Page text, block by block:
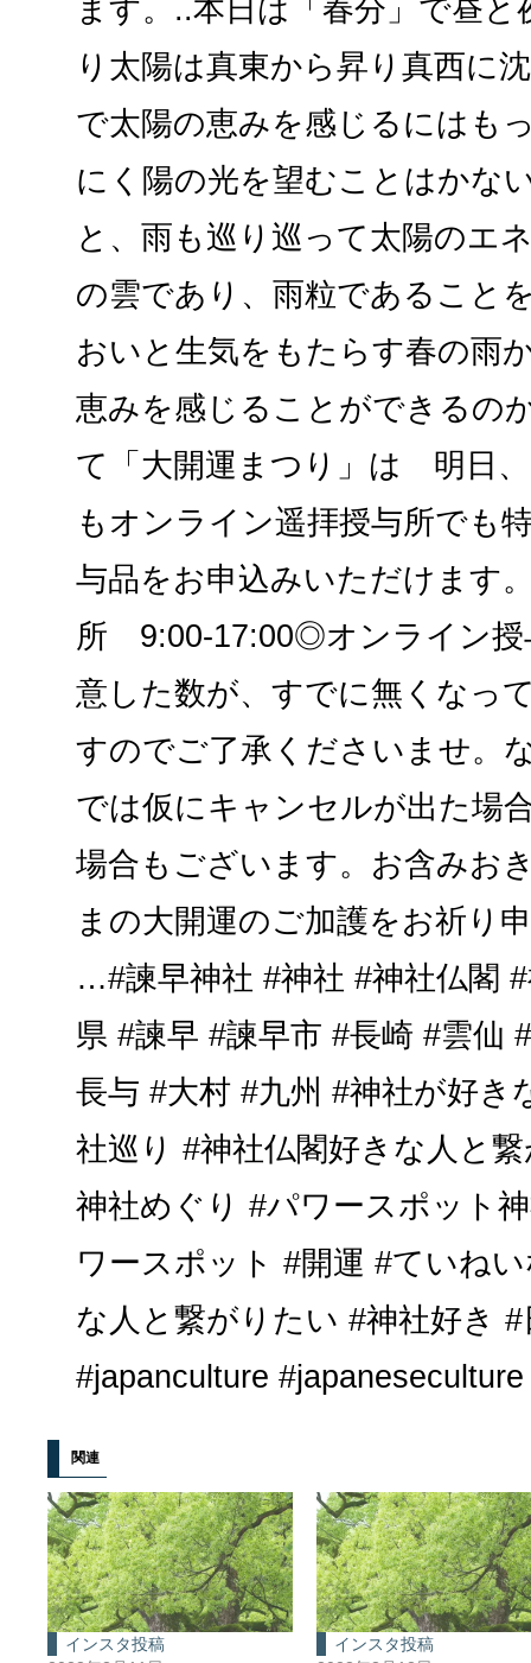
ます。..本日は「春分」で昼
り太陽は真東から昇り真西に
で太陽の恵みを感じるにはも
にく陽の光を望むことはかな
と、雨も巡り巡って太陽のエ
の雲であり、雨粒であること
おいと生気をもたらす春の雨
恵みを感じることができるの
て「大開運まつり」は 明日
もオンライン遥拝授与所でも
与品をお申込みいただけます
所 9:00-17:00◎オンライン
意した数が、すでに無くなっ
すのでご了承くださいませ。
では仮にキャンセルが出た場
場合もございます。お含みお
まの大開運のご加護をお祈り
…#諫早神社 #神社 #神社仏閣
県 #諫早 #諫早市 #長崎 #雲仙
長与 #大村 #九州 #神社が好き
社巡り #神社仏閣好きな人と
神社めぐり #パワースポット
ワースポット #開運 #ていね
な人と繋がりたい #神社好き #
#japanculture #japaneseculture
関連
インスタ投稿
インスタ投稿